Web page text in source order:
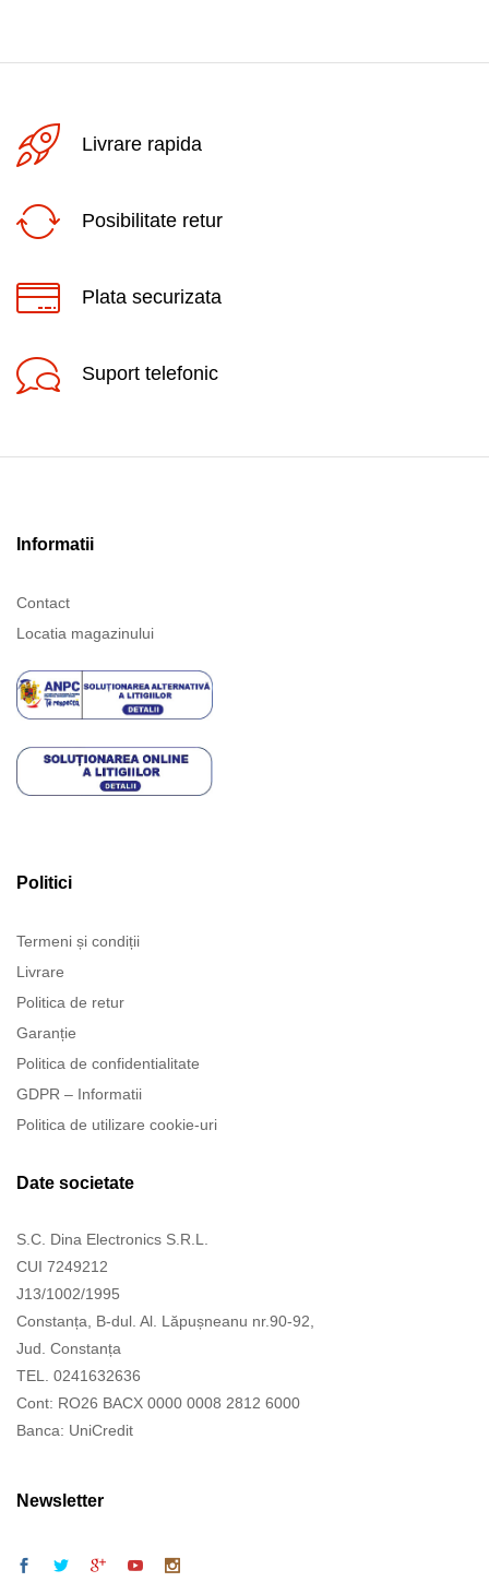
Livrare rapida
Posibilitate retur
Plata securizata
Suport telefonic
Informatii
Contact
Locatia magazinului
Politici
Termeni și condiții
Livrare
Politica de retur
Garanție
Politica de confidentialitate
GDPR – Informatii
Politica de utilizare cookie-uri
Date societate
S.C. Dina Electronics S.R.L.
CUI 7249212
J13/1002/1995
Constanța, B-dul. Al. Lăpușneanu nr.90-92,
Jud. Constanța
TEL. 0241632636
Cont: RO26 BACX 0000 0008 2812 6000
Banca: UniCredit
Newsletter